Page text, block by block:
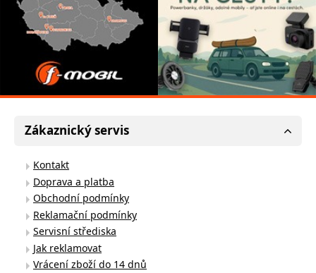
Zákaznický servis
Kontakt
Doprava a platba
Obchodní podmínky
Reklamační podmínky
Servisní střediska
Jak reklamovat
Vrácení zboží do 14 dnů